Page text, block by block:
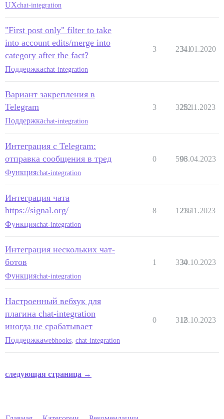
UXchat-integration
"First post only" filter to take
into account edits/merge into
category after the fact?
Поддержкаchat-integration
3 2341
31.01.2020
Вариант закрепления в
Telegram
Поддержкаchat-integration
3 3252
28.11.2023
Интеграция с Telegram:
отправка сообщения в тред
Функцияchat-integration
0 596
03.04.2023
Интеграция чата
https://signal.org/
Функцияchat-integration
8 1216
23.11.2023
Интеграция нескольких чат-
ботов
Функцияchat-integration
1 334
30.10.2023
Настроенный вебхук для
плагина chat-integration
иногда не срабатывает
Поддержкаwebhooks chat-integration
0 312
18.10.2023
следующая страница →